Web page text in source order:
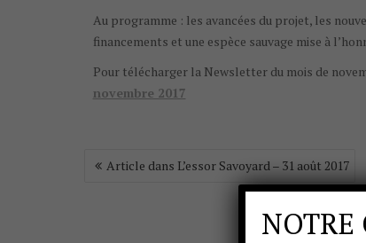
Au programme : les avancées du projet, les
financements et une espèce sauvage mise à
Pour télécharger la Newsletter du mois de
novembre 2017
Article dans L’essor Savoyard – 31 août 2017
NOTRE